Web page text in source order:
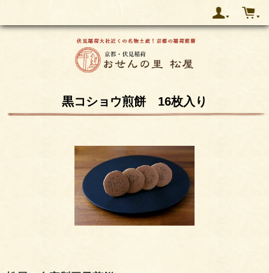
黒コショウ煎餅 16枚入り